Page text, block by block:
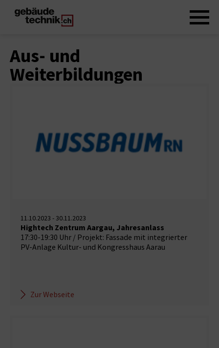
Aus- und
Weiterbildungen
11.10.2023 - 30.11.2023
Hightech Zentrum Aargau, Jahresanlass
17:30-19:30 Uhr / Projekt: Fassade mit integrierter
PV-Anlage Kultur- und Kongresshaus Aarau
Zur Webseite